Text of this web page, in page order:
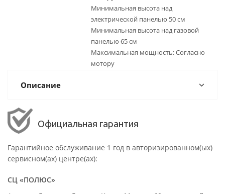
Минимальная высота над
электрической панелью 50 см
Минимальная высота над газовой
панелью 65 см
Максимальная мощность: Согласно
мотору
Описание
Официальная гарантия
Гарантийное обслуживание 1 год в авторизированном(ых)
сервисном(ах) центре(ах):
СЦ «ПОЛЮС»